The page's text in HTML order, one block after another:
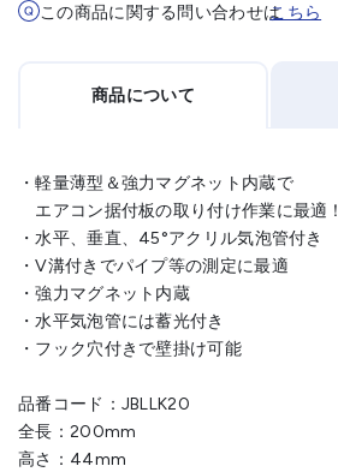
この商品に関する問い合わせはこちら
商品について
・軽量薄型＆強力マグネット内蔵で
エアコン据付板の取り付け作業に最適！
・水平、垂直、45°アクリル気泡管付き
・V溝付きでパイプ等の測定に最適
・強力マグネット内蔵
・水平気泡管には蓄光付き
・フック穴付きで壁掛け可能
品番コード：JBLLK20
全長：200mm
高さ：44mm